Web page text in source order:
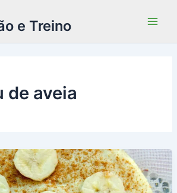
e Treino
de aveia